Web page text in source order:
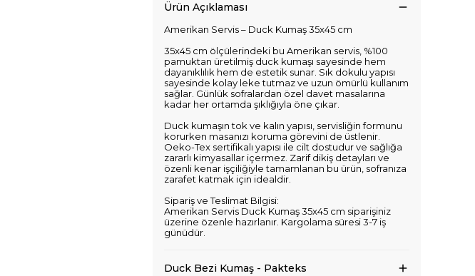
Ürün Açıklaması
Amerikan Servis – Duck Kumaş 35x45 cm
35x45 cm ölçülerindeki bu Amerikan servis, %100
pamuktan üretilmiş duck kumaşı sayesinde hem
dayanıklılık hem de estetik sunar. Sık dokulu yapısı
sayesinde kolay leke tutmaz ve uzun ömürlü kullanım
sağlar. Günlük sofralardan özel davet masalarına
kadar her ortamda şıklığıyla öne çıkar.
Duck kumaşın tok ve kalın yapısı, servisliğin formunu
korurken masanızı koruma görevini de üstlenir.
Oeko-Tex sertifikalı yapısı ile cilt dostudur ve sağlığa
zararlı kimyasallar içermez. Zarif dikiş detayları ve
özenli kenar işçiliğiyle tamamlanan bu ürün, sofranıza
zarafet katmak için idealdir.
Sipariş ve Teslimat Bilgisi:
Amerikan Servis Duck Kumaş 35x45 cm siparişiniz
üzerine özenle hazırlanır. Kargolama süresi 3-7 iş
günüdür.
Duck Bezi Kumaş - Pakteks